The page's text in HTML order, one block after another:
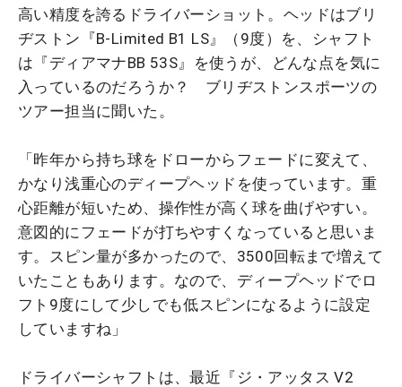
高い精度を誇るドライバーショット。ヘッドはブリ
ヂストン『B-Limited B1 LS』（9度）を、シャフト
は『ディアマナBB 53S』を使うが、どんな点を気に
入っているのだろうか？ ブリヂストンスポーツの
ツアー担当に聞いた。
「昨年から持ち球をドローからフェードに変えて、
かなり浅重心のディープヘッドを使っています。重
心距離が短いため、操作性が高く球を曲げやすい。
意図的にフェードが打ちやすくなっていると思いま
す。スピン量が多かったので、3500回転まで増えて
いたこともあります。なので、ディープヘッドでロ
フト9度にして少しでも低スピンになるように設定
していますね」
ドライバーシャフトは、最近『ジ・アッタス V2